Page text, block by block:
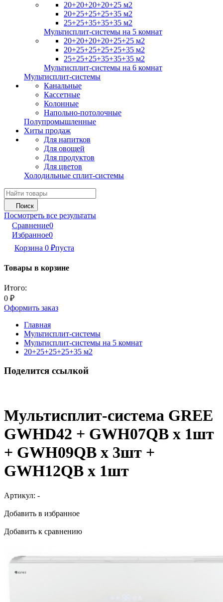
20+20+20+20+25 м2
20+25+25+25+35 м2
25+25+35+35+35 м2
Мультисплит-системы на 5 комнат
20+20+20+20+25+25 м2
20+25+25+25+25+35 м2
25+25+25+35+35+35 м2
Мультисплит-системы на 6 комнат
Мультисплит-системы
Канальные
Кассетные
Колонные
Напольно-потолочные
Полупромышленные
Хиты продаж
Для напитков
Для овощей
Для продуктов
Для цветов
Холодильные сплит-системы
Поиск
Посмотреть все результаты
Сравнение0
Избранное0
Корзина 0 ₽пуста
Товары в корзине
Итого:
0 ₽
Оформить заказ
Главная
Мультисплит-системы
Мультисплит-системы на 5 комнат
20+25+25+25+35 м2
Поделится ссылкой
Мультисплит-система GREE
GWHD42 + GWH07QB х 1шт
+ GWH09QB х 3шт +
GWH12QB х 1шт
Артикул: -
Добавить в избранное
Добавить к сравнению